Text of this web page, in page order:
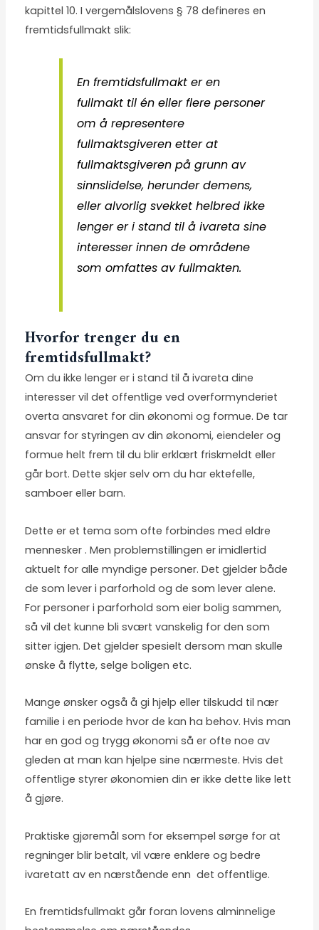
kapittel 10. I vergemålslovens § 78 defineres en
fremtidsfullmakt slik:
En fremtidsfullmakt er en
fullmakt til én eller flere personer
om å representere
fullmaktsgiveren etter at
fullmaktsgiveren på grunn av
sinnslidelse, herunder demens,
eller alvorlig svekket helbred ikke
lenger er i stand til å ivareta sine
interesser innen de områdene
som omfattes av fullmakten.
Hvorfor trenger du en
fremtidsfullmakt?
Om du ikke lenger er i stand til å ivareta dine
interesser vil det offentlige ved overformynderiet
overta ansvaret for din økonomi og formue. De tar
ansvar for styringen av din økonomi, eiendeler og
formue helt frem til du blir erklært friskmeldt eller
går bort. Dette skjer selv om du har ektefelle,
samboer eller barn.
Dette er et tema som ofte forbindes med eldre
mennesker . Men problemstillingen er imidlertid
aktuelt for alle myndige personer. Det gjelder både
de som lever i parforhold og de som lever alene.
For personer i parforhold som eier bolig sammen,
så vil det kunne bli svært vanskelig for den som
sitter igjen. Det gjelder spesielt dersom man skulle
ønske å flytte, selge boligen etc.
Mange ønsker også å gi hjelp eller tilskudd til nær
familie i en periode hvor de kan ha behov. Hvis man
har en god og trygg økonomi så er ofte noe av
gleden at man kan hjelpe sine nærmeste. Hvis det
offentlige styrer økonomien din er ikke dette like lett
å gjøre.
Praktiske gjøremål som for eksempel sørge for at
regninger blir betalt, vil være enklere og bedre
ivaretatt av en nærstående enn det offentlige.
En fremtidsfullmakt går foran lovens alminnelige